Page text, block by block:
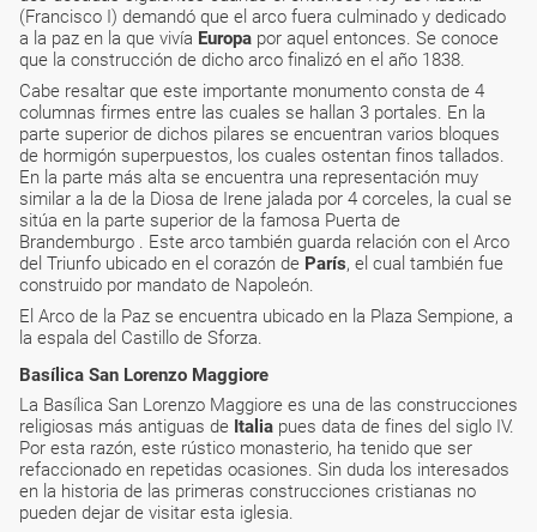
(Francisco I) demandó que el arco fuera culminado y dedicado
a la paz en la que vivía Europa por aquel entonces. Se conoce
que la construcción de dicho arco finalizó en el año 1838.
Cabe resaltar que este importante monumento consta de 4
columnas firmes entre las cuales se hallan 3 portales. En la
parte superior de dichos pilares se encuentran varios bloques
de hormigón superpuestos, los cuales ostentan finos tallados.
En la parte más alta se encuentra una representación muy
similar a la de la Diosa de Irene jalada por 4 corceles, la cual se
sitúa en la parte superior de la famosa Puerta de
Brandemburgo . Este arco también guarda relación con el Arco
del Triunfo ubicado en el corazón de París, el cual también fue
construido por mandato de Napoleón.
El Arco de la Paz se encuentra ubicado en la Plaza Sempione, a
la espala del Castillo de Sforza.
Basílica San Lorenzo Maggiore
La Basílica San Lorenzo Maggiore es una de las construcciones
religiosas más antiguas de Italia pues data de fines del siglo IV.
Por esta razón, este rústico monasterio, ha tenido que ser
refaccionado en repetidas ocasiones. Sin duda los interesados
en la historia de las primeras construcciones cristianas no
pueden dejar de visitar esta iglesia.